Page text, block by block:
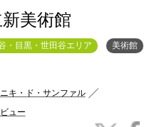
美術館
・目黒・世田谷エリア 美術館
ニキ・ド・サンファル
ュー